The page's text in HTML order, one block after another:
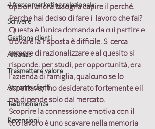
4 frecce marketing relazionale
Scrivere
Gestione clienti
Alleanze
Trasmettere valore
Attrarre clienti
Testimonianze
Recensioni
opzioni allora bisogna capire il perché.
Perché hai deciso di fare il lavoro che fai?
Questa è l’unica domanda da cui partire e
trovare la risposta è difficile. Si cerca
sempre di razionalizzare e al quesito si
risponde: per studi, per opportunità, era
l’azienda di famiglia, qualcuno se lo
aspettava, l’ho desiderato fortemente e il
ma dipende solo dal mercato.
Scoprire la connessione emotiva con il
tuo lavoro è uno scavare nella memoria